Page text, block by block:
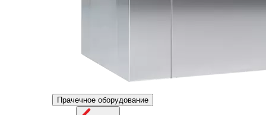
Прачечное оборудование